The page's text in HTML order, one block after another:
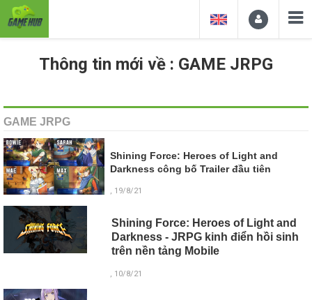
Thông tin mới về : GAME JRPG
GAME JRPG
Shining Force: Heroes of Light and
Darkness công bố Trailer đầu tiên
, 19/8/21
Shining Force: Heroes of Light and
Darkness - JRPG kinh điển hồi sinh
trên nền tảng Mobile
, 10/8/21